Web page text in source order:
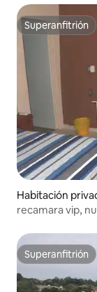
Superanfitrión
Superanfitrión
Habitación
recamara vip,
Superanfitrión
Superanfitrión